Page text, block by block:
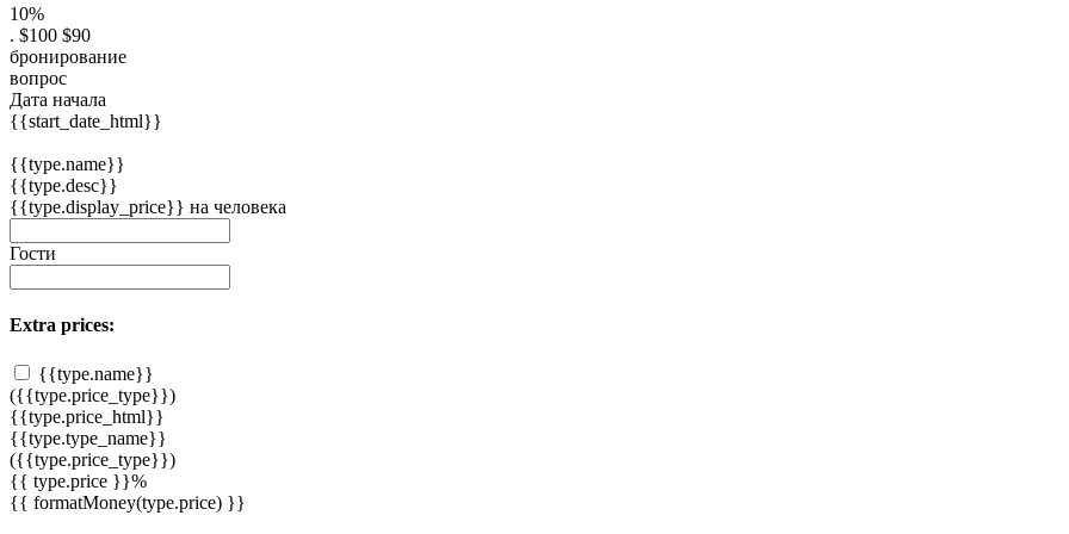
10%
. $100 $90
бронирование
вопрос
Дата начала
{{start_date_html}}
{{type.name}}
{{type.desc}}
{{type.display_price}} на человека
Гости
Extra prices:
{{type.name}}
({{type.price_type}})
{{type.price_html}}
{{type.type_name}}
({{type.price_type}})
{{ type.price }}%
{{ formatMoney(type.price) }}